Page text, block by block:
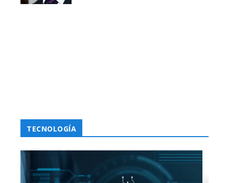
TECNOLOGÍA